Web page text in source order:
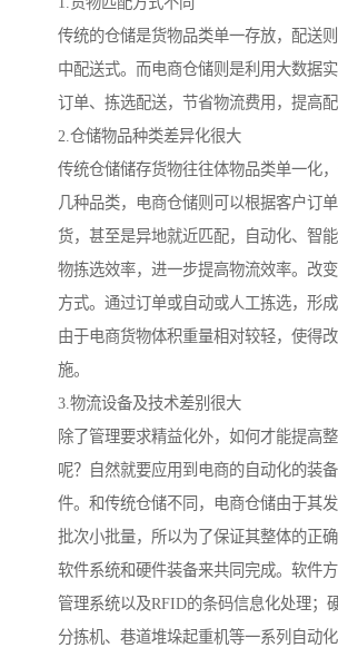
传统的仓储是货物品类单一存放，配送
中配送式。而电商仓储则是利用大数据
订单、拣选配送，节省物流费用，提高配
2.仓储物品种类差异化很大
传统仓储储存货物往往体物品类单一化
几种品类，电商仓储则可以根据客户订
货，甚至是异地就近匹配，自动化、智
物拣选效率，进一步提高物流效率。改
方式。通过订单或自动或人工拣选，形
由于电商货物体积重量相对较轻，使得
施。
3.物流设备及技术差别很大
除了管理要求精益化外，如何才能提高
呢？自然就要应用到电商的自动化的装
件。和传统仓储不同，电商仓储由于其
批次小批量，所以为了保证其整体的正
软件系统和硬件装备来共同完成。软件
管理系统以及RFID的条码信息化处理；
分拣机、巷道堆垛起重机等一系列自动